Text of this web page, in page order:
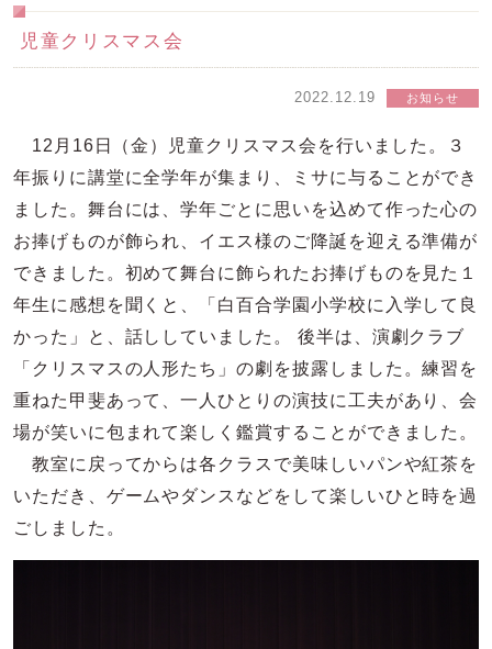
児童クリスマス会
2022.12.19 お知らせ
12月16日（金）児童クリスマス会を行いました。３
年振りに講堂に全学年が集まり、ミサに与ることができ
ました。舞台には、学年ごとに思いを込めて作った心の
お捧げものが飾られ、イエス様のご降誕を迎える準備が
できました。初めて舞台に飾られたお捧げものを見た１
年生に感想を聞くと、「白百合学園小学校に入学して良
かった」と、話ししていました。 後半は、演劇クラブ
「クリスマスの人形たち」の劇を披露しました。練習を
重ねた甲斐あって、一人ひとりの演技に工夫があり、会
場が笑いに包まれて楽しく鑑賞することができました。
教室に戻ってからは各クラスで美味しいパンや紅茶を
いただき、ゲームやダンスなどをして楽しいひと時を過
ごしました。